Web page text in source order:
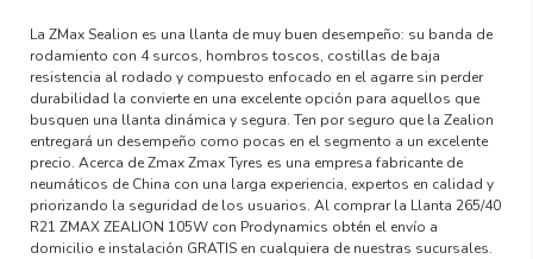
La ZMax Sealion es una llanta de muy buen desempeño: su banda de
rodamiento con 4 surcos, hombros toscos, costillas de baja
resistencia al rodado y compuesto enfocado en el agarre sin perder
durabilidad la convierte en una excelente opción para aquellos que
busquen una llanta dinámica y segura. Ten por seguro que la Zealion
entregará un desempeño como pocas en el segmento a un excelente
precio. Acerca de Zmax Zmax Tyres es una empresa fabricante de
neumáticos de China con una larga experiencia, expertos en calidad y
priorizando la seguridad de los usuarios. Al comprar la Llanta 265/40
R21 ZMAX ZEALION 105W con Prodynamics obtén el envío a
domicilio e instalación GRATIS en cualquiera de nuestras sucursales.